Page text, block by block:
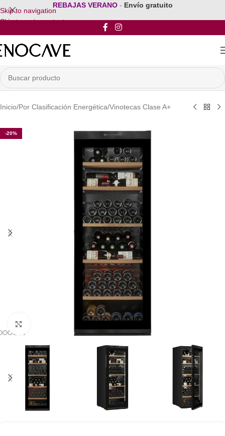
Skip to navigation
Skip to main content
REBAJAS VERANO - Envío gratuito
Inicio/Por Clasificación Energética/Vinotecas Clase A+
-20%